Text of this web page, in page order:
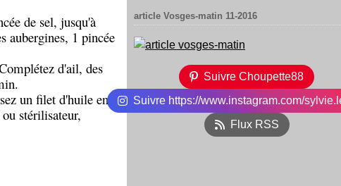
de sel, jusqu'à
aubergines, 1 pincée
d'ail, des
un filet d'huile en
stérilisateur,
article Vosges-matin 11-2016
Suivre Choupette88
Suivre https://www.instagram.com/
Flux RSS